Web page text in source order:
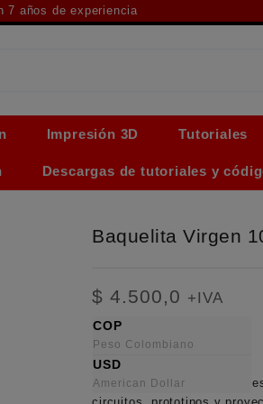
7 años de experiencia
Impresión 3D Tutoriales
Descargas de tutoriales y
Baquelita Virgen
$ 4.500,0 +IVA
COP
Peso Colombiano
USD
American Dollar
La Baquelita Virgen 10×10